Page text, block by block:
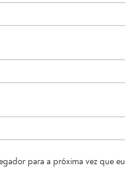
para a próxima vez que